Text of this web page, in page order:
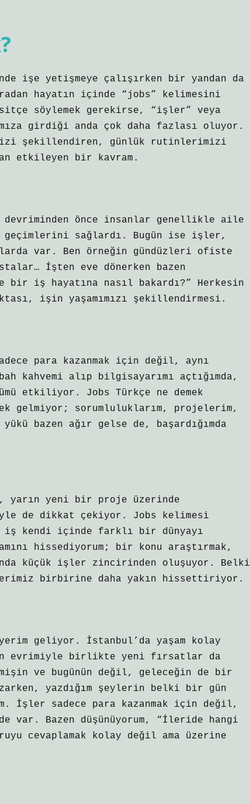
işe yetişmeye çalışırken bir yandan da
hayatın içinde “jobs” kelimesini
söylemek gerekirse, “işler” veya
girdiği anda çok daha fazlası oluyor.
şekillendiren, günlük rutinlerimizi
etkileyen bir kavram.
önce insanlar genellikle aile
sağlardı. Bugün ise işler,
var. Ben örneğin gündüzleri ofiste
İşten eve dönerken bazen
bir iş hayatına nasıl bakardı?” Herkesin
işin yaşamımızı şekillendirmesi.
para kazanmak için değil, aynı
kahvemi alıp bilgisayarımı açtığımda,
etkiliyor. Jobs Türkçe ne demek
gelmiyor; sorumluluklarım, projelerim,
bazen ağır gelse de, başardığımda
yarın yeni bir proje üzerinde
de dikkat çekiyor. Jobs kelimesi
kendi içinde farklı bir dünyayı
hissediyorum; bir konu araştırmak,
küçük işler zincirinden oluşuyor. Belki
birbirine daha yakın hissettiriyor.
geliyor. İstanbul’da yaşam kolay
evrimiyle birlikte yeni fırsatlar da
ve bugünün değil, geleceğin de bir
yazdığım şeylerin belki bir gün
İşler sadece para kazanmak için değil,
var. Bazen düşünüyorum, “İleride hangi
cevaplamak kolay değil ama üzerine